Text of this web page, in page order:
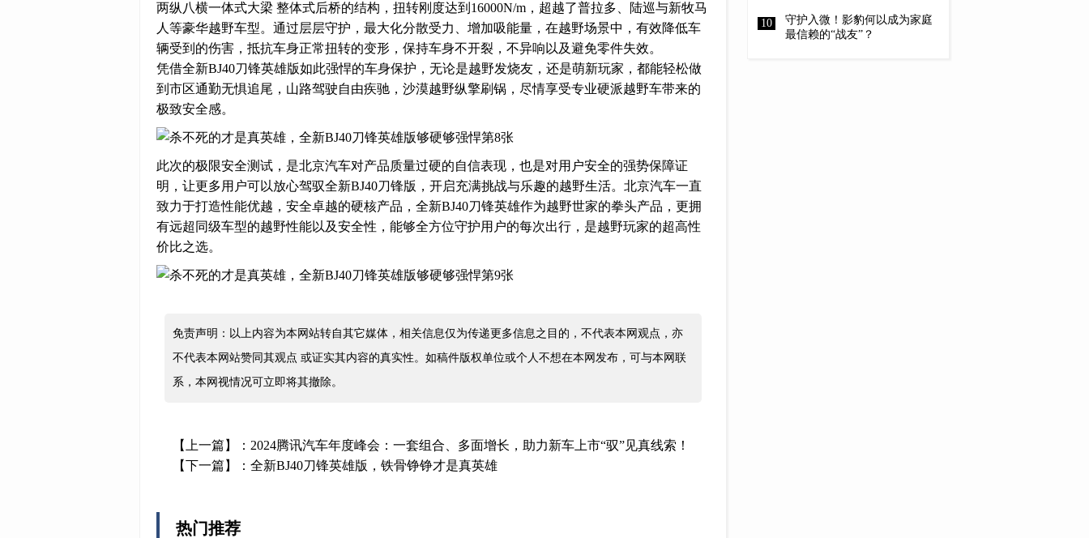
两纵八横一体式大梁 整体式后桥的结构，扭转刚度达到16000N/m，超越了普拉多、陆巡与新牧马
人等豪华越野车型。通过层层守护，最大化分散受力、增加吸能量，在越野场景中，有效降低车
辆受到的伤害，抵抗车身正常扭转的变形，保持车身不开裂，不异响以及避免零件失效。
凭借全新BJ40刀锋英雄版如此强悍的车身保护，无论是越野发烧友，还是萌新玩家，都能轻松做
到市区通勤无惧追尾，山路驾驶自由疾驰，沙漠越野纵擎刷锅，尽情享受专业硬派越野车带来的
极致安全感。
此次的极限安全测试，是北京汽车对产品质量过硬的自信表现，也是对用户安全的强势保障证
明，让更多用户可以放心驾驭全新BJ40刀锋版，开启充满挑战与乐趣的越野生活。北京汽车一直
致力于打造性能优越，安全卓越的硬核产品，全新BJ40刀锋英雄作为越野世家的拳头产品，更拥
有远超同级车型的越野性能以及安全性，能够全方位守护用户的每次出行，是越野玩家的超高性
价比之选。
免责声明：以上内容为本网站转自其它媒体，相关信息仅为传递更多信息之目的，不代表本网观点，亦
不代表本网站赞同其观点 或证实其内容的真实性。如稿件版权单位或个人不想在本网发布，可与本网联
系，本网视情况可立即将其撤除。
【上一篇】： 2024腾讯汽车年度峰会：一套组合、多面增长，助力新车上市“驭”见真线索！
【下一篇】： 全新BJ40刀锋英雄版，铁骨铮铮才是真英雄
热门推荐
守护入微！影豹何以成为家庭
最信赖的“战友”？